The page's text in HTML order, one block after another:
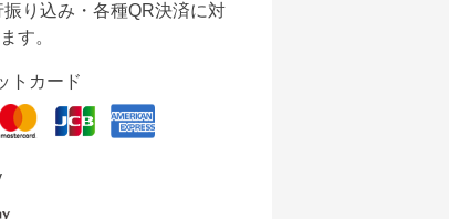
振り込み・各種QR決済に対
す。
トカード